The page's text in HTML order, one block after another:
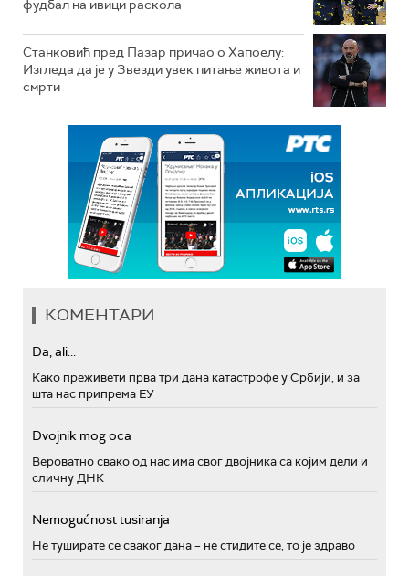
фудбал на ивици раскола
Станковић пред Пазар причао о Хапоелу:
Изгледа да је у Звезди увек питање живота и
смрти
КОМЕНТАРИ
Da, ali...
Како преживети прва три дана катастрофе у Србији, и за
шта нас припрема ЕУ
Dvojnik mog oca
Вероватно свако од нас има свог двојника са којим дели и
сличну ДНК
Nemogućnost tusiranja
Не туширате се сваког дана – не стидите се, то је здраво